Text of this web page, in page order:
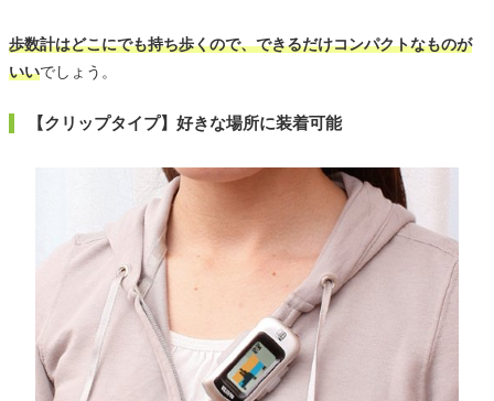
歩数計はどこにでも持ち歩くので、できるだけコンパクトなものが
いいでしょう。
【クリップタイプ】好きな場所に装着可能